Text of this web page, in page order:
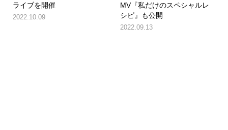
ライブを開催
2022.10.09
MV『私だけのスペシャルレ
シピ』も公開
2022.09.13